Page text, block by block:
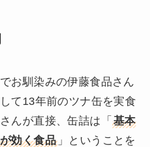
お馴染みの伊藤食品さん
て13年前のツナ缶を実食
んが直接、缶詰は「 基本
効く食品」ということを